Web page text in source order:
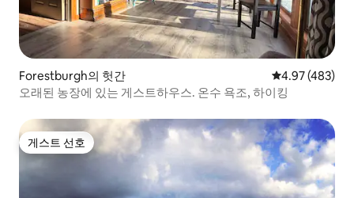
Forestburgh의 헛간 평점 4.97점(5
4.97 (483)
오래된 농장에 있는 게스트하우스. 온수 욕조, 하이킹
게스트 선호
게스트 선호